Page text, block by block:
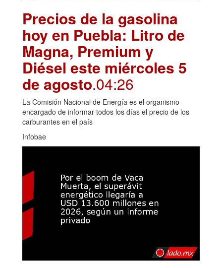
Precios de la gasolina
hoy en Puebla: Litro de
Magna, Premium y
Diésel este miércoles 5
de agosto.04:26
La Comisión Nacional de Energía es el organismo
encargado de informar todos los días el precio de los
carburantes en el país
Infobae